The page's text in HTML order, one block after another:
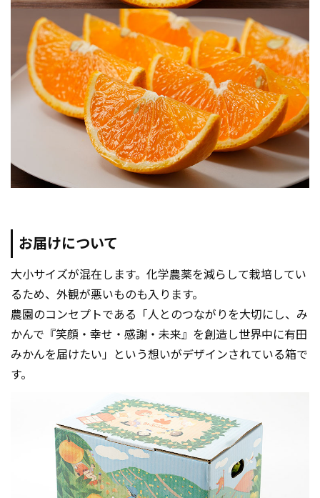
お届けについて
大小サイズが混在します。化学農薬を減らして栽培してい
るため、外観が悪いものも入ります。
農園のコンセプトである「人とのつながりを大切にし、み
かんで『笑顔・幸せ・感謝・未来』を創造し世界中に有田
みかんを届けたい」という想いがデザインされている箱で
す。